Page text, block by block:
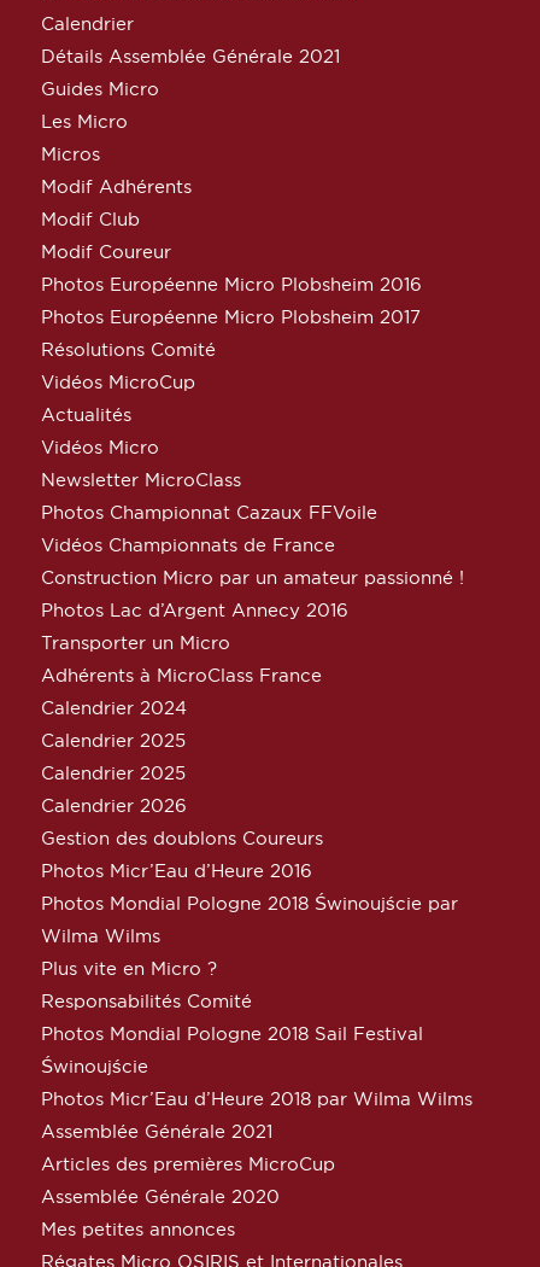
Calendrier
Détails Assemblée Générale 2021
Guides Micro
Les Micro
Micros
Modif Adhérents
Modif Club
Modif Coureur
Photos Européenne Micro Plobsheim 2016
Photos Européenne Micro Plobsheim 2017
Résolutions Comité
Vidéos MicroCup
Actualités
Vidéos Micro
Newsletter MicroClass
Photos Championnat Cazaux FFVoile
Vidéos Championnats de France
Construction Micro par un amateur passionné !
Photos Lac d’Argent Annecy 2016
Transporter un Micro
Adhérents à MicroClass France
Calendrier 2024
Calendrier 2025
Calendrier 2025
Calendrier 2026
Gestion des doublons Coureurs
Photos Micr’Eau d’Heure 2016
Photos Mondial Pologne 2018 Świnoujście par
Wilma Wilms
Plus vite en Micro ?
Responsabilités Comité
Photos Mondial Pologne 2018 Sail Festival
Świnoujście
Photos Micr’Eau d’Heure 2018 par Wilma Wilms
Assemblée Générale 2021
Articles des premières MicroCup
Assemblée Générale 2020
Mes petites annonces
Régates Micro OSIRIS et Internationales